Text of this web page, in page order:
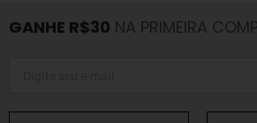
GANHE R$30 NA PRIMEIRA